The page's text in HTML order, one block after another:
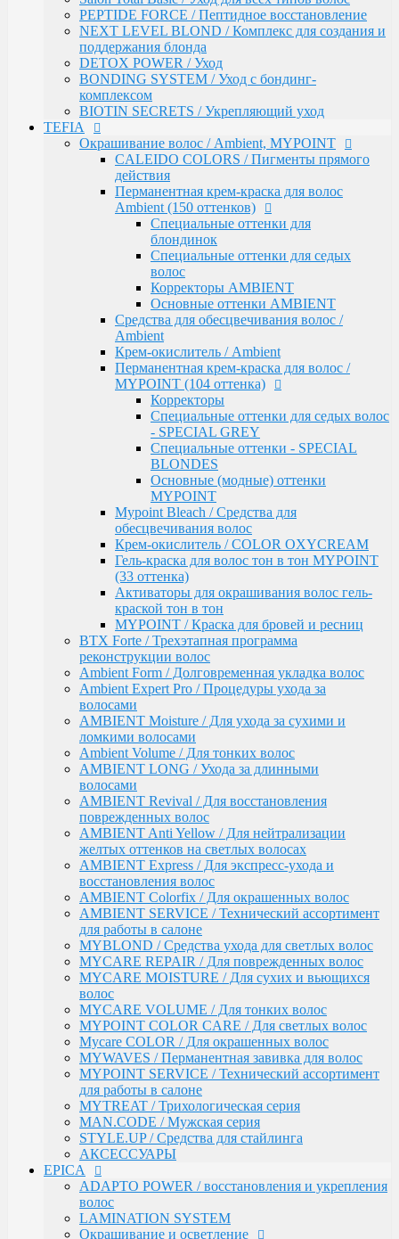
Корректоры AMBIENT
Основные оттенки AMBIENT
Средства для обесцвечивания волос /
Ambient
Крем-окислитель / Ambient
Перманентная крем-краска для волос /
MYPOINT (104 оттенка)
Корректоры
Специальные оттенки для седых волос
- SPECIAL GREY
Специальные оттенки - SPECIAL
BLONDES
Основные (модные) оттенки
MYPOINT
Mypoint Bleach / Средства для
обесцвечивания волос
Крем-окислитель / COLOR OXYCREAM
Гель-краска для волос тон в тон MYPOINT
(33 оттенка)
Активаторы для окрашивания волос гель-
краской тон в тон
MYPOINT / Краска для бровей и ресниц
BTX Forte / Трехэтапная программа
реконструкции волос
Ambient Form / Долговременная укладка волос
Ambient Expert Pro / Процедуры ухода за волосами
AMBIENT Moisture / Для ухода за сухими и
ломкими волосами
Ambient Volume / Для тонких волос
AMBIENT LONG / Ухода за длинными волосами
AMBIENT Revival / Для восстановления
поврежденных волос
AMBIENT Anti Yellow / Для нейтрализации
желтых оттенков на светлых волосах
AMBIENT Express / Для экспресс-ухода и
восстановления волос
AMBIENT Colorfix / Для окрашенных волос
AMBIENT SERVICE / Технический ассортимент
для работы в салоне
MYBLOND / Средства ухода для светлых волос
MYCARE REPAIR / Для поврежденных волос
MYCARE MOISTURE / Для сухих и вьющихся
волос
MYCARE VOLUME / Для тонких волос
MYPOINT COLOR CARE / Для светлых волос
Mycare COLOR / Для окрашенных волос
MYWAVES / Перманентная завивка для волос
MYPOINT SERVICE / Технический ассортимент
для работы в салоне
MYTREAT / Трихологическая серия
MAN.CODE / Мужская серия
STYLE.UP / Средства для стайлинга
АКСЕССУАРЫ
EPICA
ADAPTO POWER / восстановления и укрепления
волос
LAMINATION SYSTEM
Окрашивание и осветление
КРЕМ-КРАСКА COLORSHADE
Осветление
Окисляющая эмульсия
Гель-краска Colordream
Оттеночные муссы
SHAPE WAVE / Химическая завивка
НАБОРЫ EPICA
Уход за кожей рук / Крем-мыло, Крем для рук
Styling
TOTAL CARE / Уход и защита
SPECIAL / Особенный уход
SKIN BALANCE| / Регулирование работы сальных
желез
SILK WAVES / Ежедневный уход за вьющимися
волосами
HEMP THERAPY ORGANIC / Для роста волос
MEN'S / Мужская серия
COLD BLOND / Уход для blond
KERATIN PRO / Реконструкция и восстановление
PEPTIDE FORCE / Пептидное восстановление
NEXT LEVEL BLOND / Комплекс для создания и
поддержания блонда
DETOX POWER / Уход
BONDING SYSTEM / Уход с бондинг-
комплексом
BIOTIN SECRETS / Укрепляющий уход
TEFIA
Окрашивание волос / Ambient, MYPOINT
CALEIDO COLORS / Пигменты прямого
действия
Перманентная крем-краска для волос
Ambient (150 оттенков)
Специальные оттенки для
блондинок
Специальные оттенки для седых
волос
Корректоры AMBIENT
Основные оттенки AMBIENT
Средства для обесцвечивания волос /
Ambient
Крем-окислитель / Ambient
Перманентная крем-краска для волос /
MYPOINT (104 оттенка)
Корректоры
Специальные оттенки для седых волос
- SPECIAL GREY
Специальные оттенки - SPECIAL
BLONDES
Основные (модные) оттенки
MYPOINT
Mypoint Bleach / Средства для
обесцвечивания волос
Крем-окислитель / COLOR OXYCREAM
Гель-краска для волос тон в тон MYPOINT
(33 оттенка)
Активаторы для окрашивания волос гель-
краской тон в тон
MYPOINT / Краска для бровей и ресниц
BTX Forte / Трехэтапная программа
реконструкции волос
Ambient Form / Долговременная укладка волос
Ambient Expert Pro / Процедуры ухода за
волосами
AMBIENT Moisture / Для ухода за сухими и
ломкими волосами
Ambient Volume / Для тонких волос
AMBIENT LONG / Ухода за длинными
волосами
AMBIENT Revival / Для восстановления
поврежденных волос
AMBIENT Anti Yellow / Для нейтрализации
желтых оттенков на светлых волосах
AMBIENT Express / Для экспресс-ухода и
восстановления волос
AMBIENT Colorfix / Для окрашенных волос
AMBIENT SERVICE / Технический ассортимент
для работы в салоне
MYBLOND / Средства ухода для светлых волос
MYCARE REPAIR / Для поврежденных волос
MYCARE MOISTURE / Для сухих и вьющихся
волос
MYCARE VOLUME / Для тонких волос
MYPOINT COLOR CARE / Для светлых волос
Mycare COLOR / Для окрашенных волос
MYWAVES / Перманентная завивка для волос
MYPOINT SERVICE / Технический ассортимент
для работы в салоне
MYTREAT / Трихологическая серия
MAN.CODE / Мужская серия
STYLE.UP / Средства для стайлинга
АКСЕССУАРЫ
EPICA
ADAPTO POWER / восстановления и укрепления
волос
LAMINATION SYSTEM
Окрашивание и осветление